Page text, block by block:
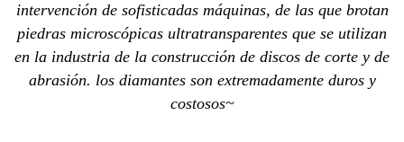
intervención de sofisticadas máquinas, de las que brotan
piedras microscópicas ultratransparentes que se utilizan
en la industria de la construcción de discos de corte y de
abrasión. los diamantes son extremadamente duros y
costosos~